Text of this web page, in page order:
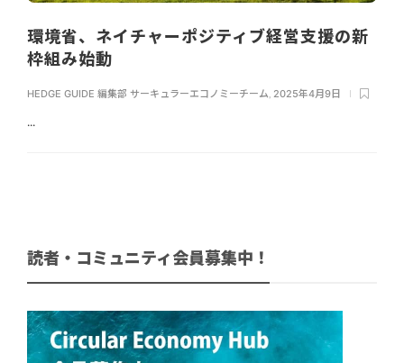
環境省、ネイチャーポジティブ経営支援の新
枠組み始動
HEDGE GUIDE 編集部 サーキュラーエコノミーチーム, 2025年4月9日
...
読者・コミュニティ会員募集中！